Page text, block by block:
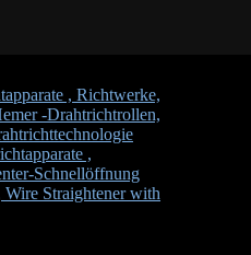
, Richtwerke,
-Drahtrichtrollen,
,
Schnellöffnung
Straightener with